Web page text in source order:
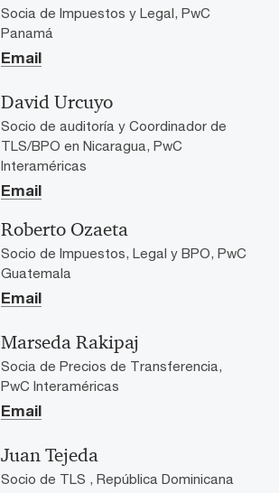
Socia de Impuestos y Legal, PwC
Panamá
Email
David Urcuyo
Socio de auditoría y Coordinador de
TLS/BPO en Nicaragua, PwC
Interaméricas
Email
Roberto Ozaeta
Socio de Impuestos, Legal y BPO, PwC
Guatemala
Email
Marseda Rakipaj
Socia de Precios de Transferencia,
PwC Interaméricas
Email
Juan Tejeda
Socio de TLS , República Dominicana